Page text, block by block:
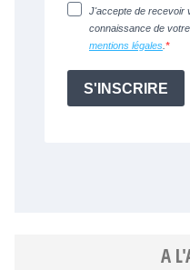
A